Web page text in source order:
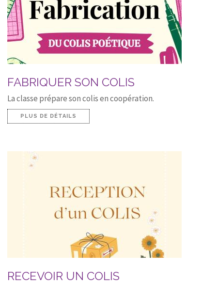
FABRIQUER SON COLIS
La classe prépare son colis en coopération.
PLUS DE DÉTAILS
RECEVOIR UN COLIS